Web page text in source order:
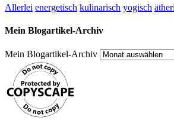
Allerlei energetisch kulinarisch yogisch
Mein Blogartikel-Archiv
Mein Blogartikel-Archiv